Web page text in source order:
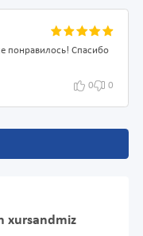
понравилось! Спасибо
0 0
xursandmiz